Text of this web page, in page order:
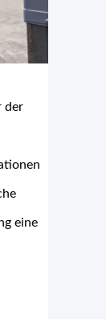
der
eine